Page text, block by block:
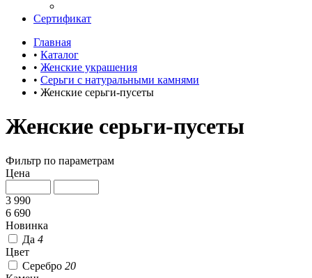
Сертификат
Главная
• Каталог
• Женские украшения
• Серьги с натуральными камнями
• Женские серьги-пусеты
Женские серьги-пусеты
Фильтр по параметрам
Цена
3 990
6 690
Новинка
Да 4
Цвет
Серебро 20